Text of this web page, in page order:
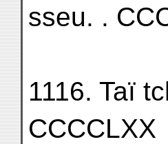
sseu. .
1116. Taï
CCCCLXX